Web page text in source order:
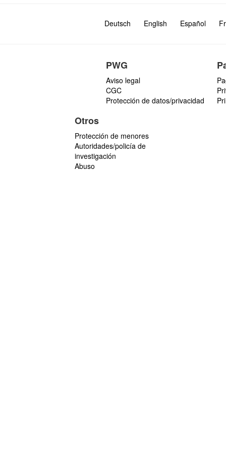
Deutsch English Español
PWG
Aviso legal
CGC
Protección de datos/privacidad
Otros
Protección de menores
Autoridades/policía de
investigación
Abuso